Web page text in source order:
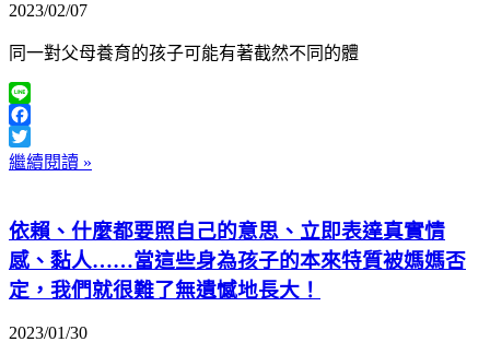
2023/02/07
同一對父母養育的孩子可能有著截然不同的體
Line
Facebook
Twitter
繼續閱讀 »
依賴、什麼都要照自己的意思、立即表達真實情
感、黏人……當這些身為孩子的本來特質被媽媽否
定，我們就很難了無遺憾地長大！
2023/01/30